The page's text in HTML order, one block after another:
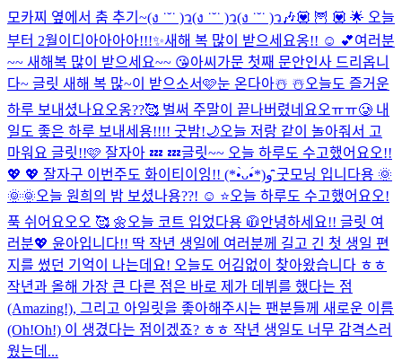
모카찌 옆에서 춤 추기~(ง ˙˘˙ )ว(ง ˙˘˙ )ว(ง ˙˘˙ )ว🎶💟 🦉 💟 🌟 오늘
부터 2월이디아아아아!!!✨새해 복 많이 받으세요옹!! ☺️ 💕여러분
~~ 새해복 많이 받으세요~~ 😘아씨가문 첫째 문안인사 드리옵니
다~ 글릿 새해 복 많~이 받으소서🩷눈 온다아☃️ ☃️오늘도 즐거운
하루 보내셨나요오옹??🥰 벌써 주말이 끝나버렸네요오ㅠㅠ🥲 내
일도 좋은 하루 보내세용!!!! 굿밤!🌙오늘 저랑 같이 놀아줘서 고
마워요 글릿!!🩷 잘자아 💤 💤글릿~~ 오늘 하루도 수고했어요오!!
💖 💖 잘자구 이번주도 화이티이잉!!‎⁦‪‎⁦‪ (*•̀ᴗ•́*)و ̑̑굿모닝 입니다용 🌞
🌞🌞오늘 원희의 밤 보셨나용??! ☺️ ⭐오늘 하루도 수고했어요오!
푹 쉬어요오오 🥰 🌼 오늘 코트 입었다용 🧥안녕하세요!! 글릿 여
러분💖 윤아입니다!! 딱 작년 생일에 여러분께 길고 긴 첫 생일 편
지를 썼던 기억이 나는데요! 오늘도 어김없이 찾아왔습니다 ㅎㅎ
작년과 올해 가장 큰 다른 점은 바로 제가 데뷔를 했다는 점
(Amazing!), 그리고 아일릿을 좋아해주시는 팬분들께 새로운 이름
(Oh!Oh!) 이 생겼다는 점이겠죠? ㅎㅎ 작년 생일도 너무 감격스러
웠는데...